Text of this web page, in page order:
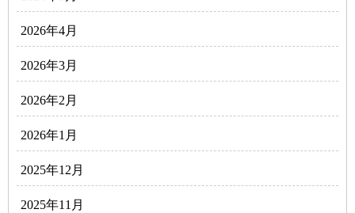
2026年4月
2026年3月
2026年2月
2026年1月
2025年12月
2025年11月